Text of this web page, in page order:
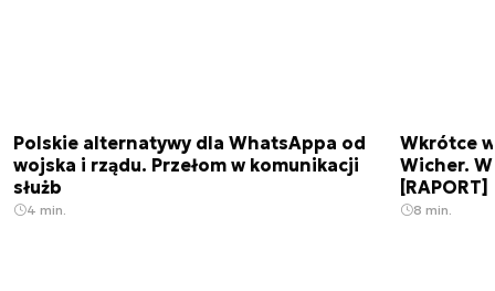
Polskie alternatywy dla WhatsAppa od
wojska i rządu. Przełom w komunikacji
służb
4 min.
Wkrótce
Wicher.
[RAPORT]
8 min.